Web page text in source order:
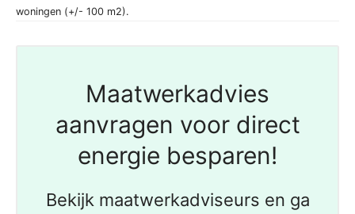
woningen (+/- 100 m2).
Maatwerkadvies
aanvragen voor direct
energie besparen!
Bekijk maatwerkadviseurs en ga